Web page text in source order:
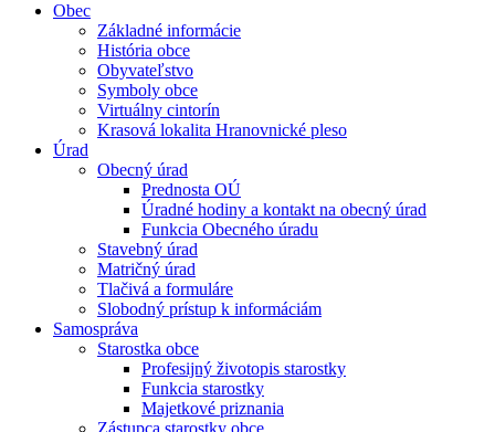
Obec
Základné informácie
História obce
Obyvateľstvo
Symboly obce
Virtuálny cintorín
Krasová lokalita Hranovnické pleso
Úrad
Obecný úrad
Prednosta OÚ
Úradné hodiny a kontakt na obecný úrad
Funkcia Obecného úradu
Stavebný úrad
Matričný úrad
Tlačivá a formuláre
Slobodný prístup k informáciám
Samospráva
Starostka obce
Profesijný životopis starostky
Funkcia starostky
Majetkové priznania
Zástupca starostky obce